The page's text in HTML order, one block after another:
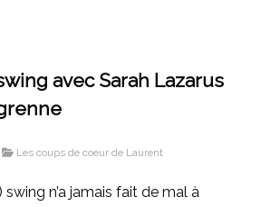
avec Sarah Lazarus
Les coups de coeur de Laurent
n’a jamais fait de mal à